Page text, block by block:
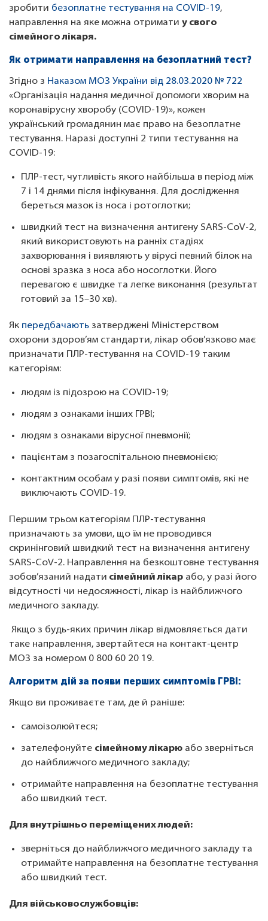
зробити безоплатне тестування на COVID-19,
направлення на яке можна отримати у свого
сімейного лікаря.
Як отримати направлення на безоплатний тест?
Згідно з Наказом МОЗ України від 28.03.2020 № 722
«Організація надання медичної допомоги хворим на
коронавірусну хворобу (COVID-19)», кожен
український громадянин має право на безоплатне
тестування. Наразі доступні 2 типи тестування на
COVID-19:
ПЛР-тест, чутливість якого найбільша в період між
7 і 14 днями після інфікування. Для дослідження
береться мазок із носа і ротоглотки;
швидкий тест на визначення антигену SARS-CoV-2,
який використовують на ранніх стадіях
захворювання і виявляють у вірусі певний білок на
основі зразка з носа або носоглотки. Його
перевагою є швидке та легке виконання (результат
готовий за 15–30 хв).
Як передбачають затверджені Міністерством
охорони здоров’ям стандарти, лікар обов’язково має
призначати ПЛР-тестування на COVID-19 таким
категоріям:
людям із підозрою на COVID-19;
людям з ознаками інших ГРВІ;
людям з ознаками вірусної пневмонії;
пацієнтам з позагоспітальною пневмонією;
контактним особам у разі появи симптомів, які не
виключають COVID-19.
Першим трьом категоріям ПЛР-тестування
призначають за умови, що їм не проводився
скринінговий швидкий тест на визначення антигену
SARS-CoV-2. Направлення на безкоштовне тестування
зобов’язаний надати сімейний лікар або, у разі його
відсутності чи недосяжності, лікар із найближчого
медичного закладу.
Якщо з будь-яких причин лікар відмовляється дати
таке направлення, звертайтеся на контакт-центр
МОЗ за номером 0 800 60 20 19.
Алгоритм дій за появи перших симптомів ГРВІ:
Якщо ви проживаєте там, де й раніше:
самоізолюйтеся;
зателефонуйте сімейному лікарю або зверніться
до найближчого медичного закладу;
отримайте направлення на безоплатне тестування
або швидкий тест.
Для внутрішньо переміщених людей:
зверніться до найближчого медичного закладу та
отримайте направлення на безоплатне тестування
або швидкий тест.
Для військовослужбовців: